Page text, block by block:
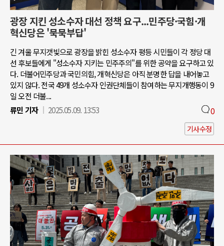
광장 지킨 성소수자 대선 정책 요구...민주당·국힘·개
혁신당은 '묵묵부답'
긴 겨울 무지갯빛으로 광장을 밝힌 성소수자 평등 시민들이 각 정당 대
선 후보들에게 "성소수자 지키는 민주주의"를 위한 공약을 요구하고 있
다. 더불어민주당과 국민의힘, 개혁신당은 아직 분명한 답을 내어놓고
있지 않다. 전국 49개 성소수자 인권단체들이 참여하는 무지개행동이 9
일 오전 더불...
류민 기자
2025.05.09. 13:53 0
기사수정